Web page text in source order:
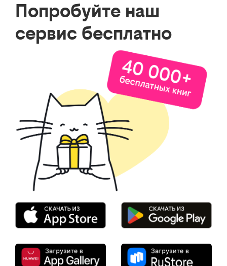
Попробуйте наш
сервис бесплатно